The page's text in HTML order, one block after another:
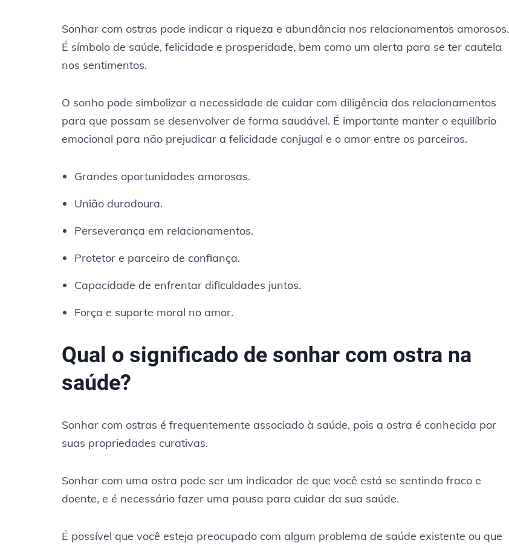
Sonhar com ostras pode indicar a riqueza e abundância nos relacionamentos amorosos.
É símbolo de saúde, felicidade e prosperidade, bem como um alerta para se ter cautela
nos sentimentos.
O sonho pode simbolizar a necessidade de cuidar com diligência dos relacionamentos
para que possam se desenvolver de forma saudável. É importante manter o equilíbrio
emocional para não prejudicar a felicidade conjugal e o amor entre os parceiros.
Grandes oportunidades amorosas.
União duradoura.
Perseverança em relacionamentos.
Protetor e parceiro de confiança.
Capacidade de enfrentar dificuldades juntos.
Força e suporte moral no amor.
Qual o significado de sonhar com ostra na
saúde?
Sonhar com ostras é frequentemente associado à saúde, pois a ostra é conhecida por
suas propriedades curativas.
Sonhar com uma ostra pode ser um indicador de que você está se sentindo fraco e
doente, e é necessário fazer uma pausa para cuidar da sua saúde.
É possível que você esteja preocupado com algum problema de saúde existente ou que